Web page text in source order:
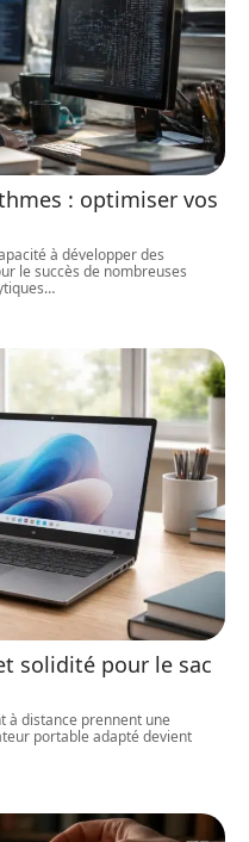
: optimiser vos
à développer des
le succès de nombreuses
…
solidité pour le sac
à distance prennent une
portable adapté devient